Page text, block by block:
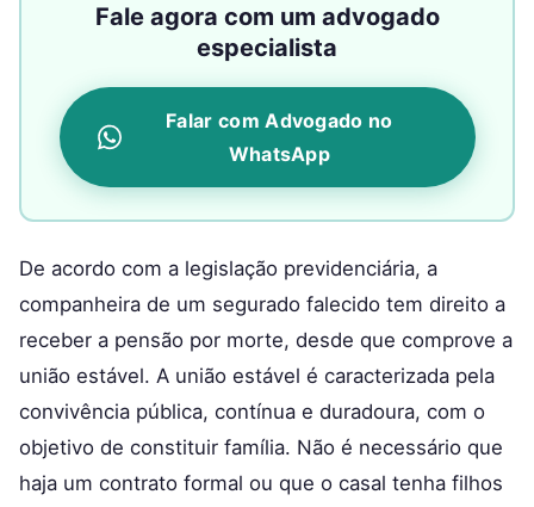
Fale agora com um advogado
especialista
Falar com Advogado no
WhatsApp
De acordo com a legislação previdenciária, a
companheira de um segurado falecido tem direito a
receber a pensão por morte, desde que comprove a
união estável. A união estável é caracterizada pela
convivência pública, contínua e duradoura, com o
objetivo de constituir família. Não é necessário que
haja um contrato formal ou que o casal tenha filhos